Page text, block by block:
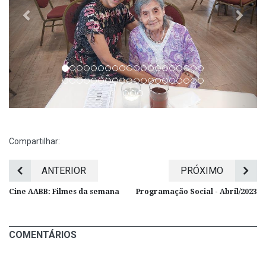
Compartilhar:
ANTERIOR
Cine AABB: Filmes da semana
PRÓXIMO
Programação Social - Abril/2023
COMENTÁRIOS